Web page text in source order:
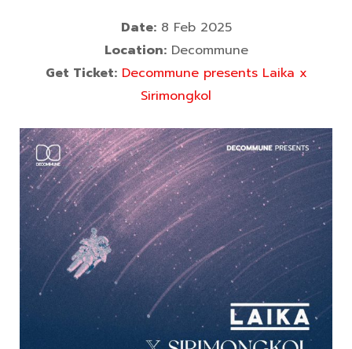
Date:8 Feb 2025
Location:Decommune
Get Ticket: Decommune presents Laika x
Sirimongkol